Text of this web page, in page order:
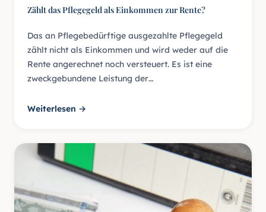
Zählt das Pflegegeld als Einkommen zur Rente?
Das an Pflegebedürftige ausgezahlte Pflegegeld
zählt nicht als Einkommen und wird weder auf die
Rente angerechnet noch versteuert. Es ist eine
zweckgebundene Leistung der…
Weiterlesen →